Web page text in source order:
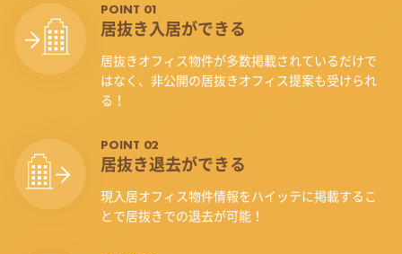
POINT 01
居抜き入居ができる
居抜きオフィス物件が多数掲載されているだけで
はなく、非公開の居抜きオフィス提案も受けられ
る！
POINT 02
居抜き退去ができる
現入居オフィス物件情報をハイッテに掲載するこ
とで居抜きでの退去が可能！